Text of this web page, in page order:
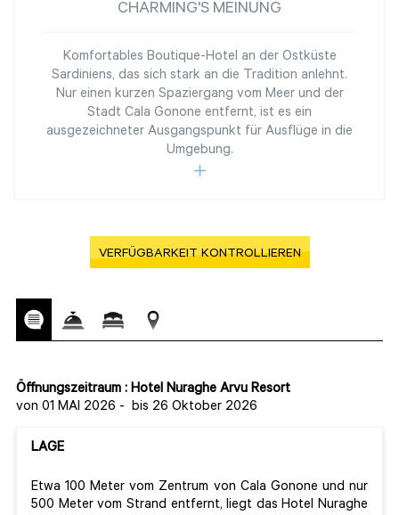
CHARMING'S MEINUNG
Komfortables Boutique-Hotel an der Ostküste
Sardiniens, das sich stark an die Tradition anlehnt.
Nur einen kurzen Spaziergang vom Meer und der
Stadt Cala Gonone entfernt, ist es ein
ausgezeichneter Ausgangspunkt für Ausflüge in die
Umgebung.
VERFÜGBARKEIT KONTROLLIEREN
Öffnungszeitraum : Hotel Nuraghe Arvu Resort
von 01 MAI 2026 - bis 26 Oktober 2026
LAGE
Etwa 100 Meter vom Zentrum von Cala Gonone und nur
500 Meter vom Strand entfernt, liegt das Hotel Nuraghe